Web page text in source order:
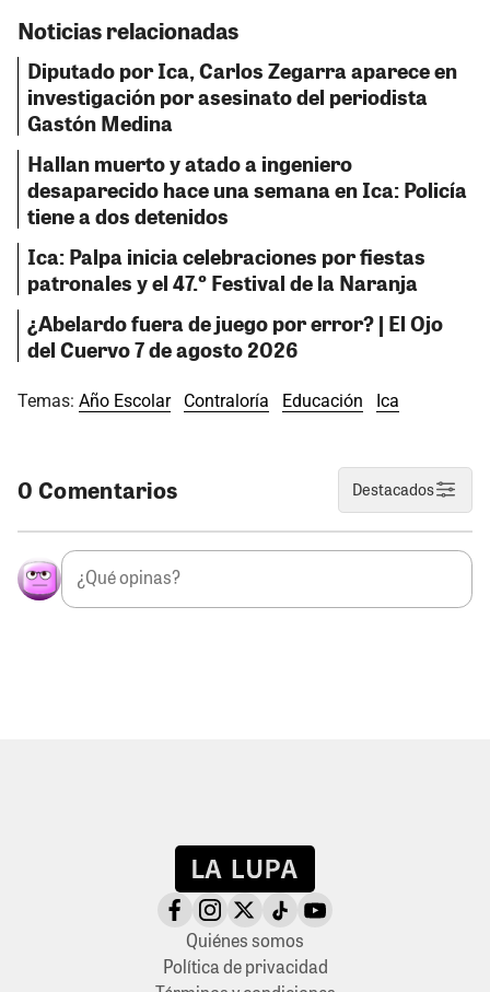
Noticias relacionadas
Diputado por Ica, Carlos Zegarra aparece en
investigación por asesinato del periodista
Gastón Medina
Hallan muerto y atado a ingeniero
desaparecido hace una semana en Ica: Policía
tiene a dos detenidos
Ica: Palpa inicia celebraciones por fiestas
patronales y el 47.º Festival de la Naranja
¿Abelardo fuera de juego por error? | El Ojo
del Cuervo 7 de agosto 2026
Temas: Año Escolar Contraloría Educación Ica
0 Comentarios Destacados
Quiénes somos
Política de privacidad